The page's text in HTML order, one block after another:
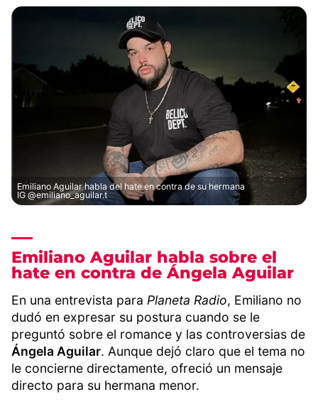
Emiliano Aguilar habla del hate en contra de su hermana
IG @emiliano_aguilar.t
Emiliano Aguilar habla sobre el
hate en contra de Ángela Aguilar
En una entrevista para Planeta Radio, Emiliano no
dudó en expresar su postura cuando se le
preguntó sobre el romance y las controversias de
Ángela Aguilar. Aunque dejó claro que el tema no
le concierne directamente, ofreció un mensaje
directo para su hermana menor.